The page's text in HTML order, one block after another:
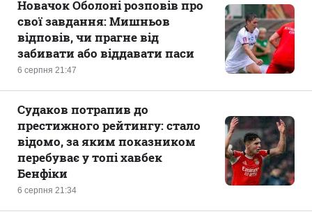
6 серпня 21:47
Новачок Оболоні розповів про
свої завдання: Мишньов
відповів, чи прагне від
забивати або віддавати паси
6 серпня 21:34
Судаков потрапив до
престижного рейтингу: стало
відомо, за яким показником
перебуває у топі хавбек
Бенфіки